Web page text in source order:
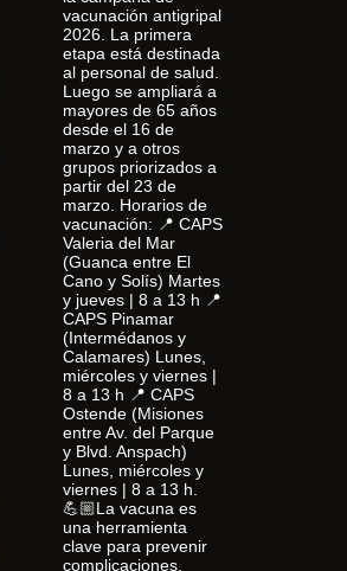
vacunación antigripal
2026. La primera
etapa está destinada
al personal de salud.
Luego se ampliará a
mayores de 65 años
desde el 16 de
marzo y a otros
grupos priorizados a
partir del 23 de
marzo. Horarios de
vacunación: 📍 CAPS
Valeria del Mar
(Guanca entre El
Cano y Solís) Martes
y jueves | 8 a 13 h 📍
CAPS Pinamar
(Intermédanos y
Calamares) Lunes,
miércoles y viernes |
8 a 13 h 📍 CAPS
Ostende (Misiones
entre Av. del Parque
y Blvd. Anspach)
Lunes, miércoles y
viernes | 8 a 13 h.
💪🏼La vacuna es
una herramienta
clave para prevenir
complicaciones,